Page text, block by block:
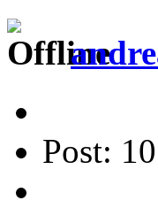
Post: 10